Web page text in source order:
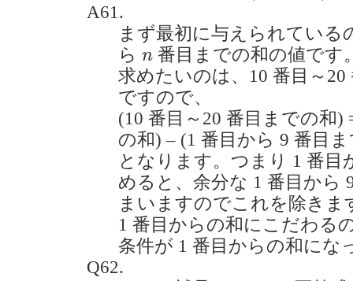
A61.
まず最初に与えられている
ら n
n 番目までの和の値です
求めたいのは、10 番目～
ですので、
(10 番目～20 番目までの和)
の和) – (1 番目から 9 番目
となります。つまり 1 番目
めると、余分な 1 番目から
まいますのでこれを除きま
1 番目からの和にこだわる
条件が 1 番目からの和にな
Q62.